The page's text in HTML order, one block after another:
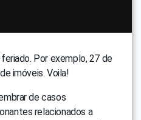
Por exemplo, 27 de
imóveis. Voila!
de casos
relacionados a